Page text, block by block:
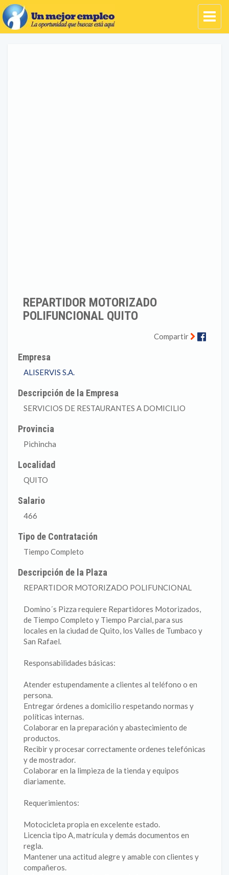
REPARTIDOR MOTORIZADO
POLIFUNCIONAL QUITO
Compartir
Empresa
ALISERVIS S.A.
Descripción de la Empresa
SERVICIOS DE RESTAURANTES A DOMICILIO
Provincia
Pichincha
Localidad
QUITO
Salario
466
Tipo de Contratación
Tiempo Completo
Descripción de la Plaza
REPARTIDOR MOTORIZADO POLIFUNCIONAL
Domino´s Pizza requiere Repartidores Motorizados,
de Tiempo Completo y Tiempo Parcial, para sus
locales en la ciudad de Quito, los Valles de Tumbaco y
San Rafael.
Responsabilidades básicas:
Atender estupendamente a clientes al teléfono o en
persona.
Entregar órdenes a domicilio respetando normas y
políticas internas.
Colaborar en la preparación y abastecimiento de
productos.
Recibir y procesar correctamente ordenes telefónicas
y de mostrador.
Colaborar en la limpieza de la tienda y equipos
diariamente.
Requerimientos:
Motocicleta propia en excelente estado.
Licencia tipo A, matrícula y demás documentos en
regla.
Mantener una actitud alegre y amable con clientes y
compañeros.